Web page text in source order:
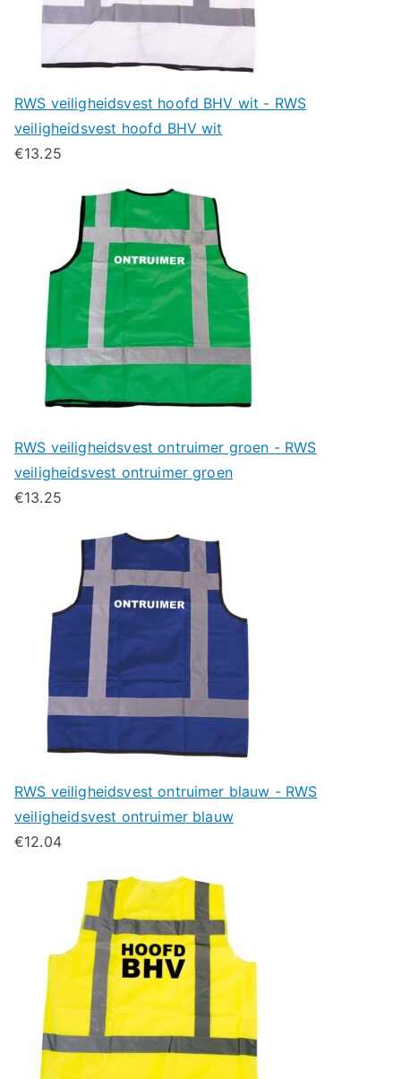
RWS veiligheidsvest hoofd BHV wit - RWS
veiligheidsvest hoofd BHV wit
€13.25
RWS veiligheidsvest ontruimer groen - RWS
veiligheidsvest ontruimer groen
€13.25
RWS veiligheidsvest ontruimer blauw - RWS
veiligheidsvest ontruimer blauw
€12.04